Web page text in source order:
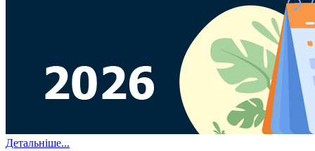
Детальніше...